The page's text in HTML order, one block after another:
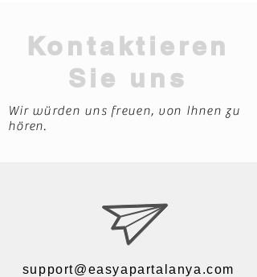
Kontaktieren
Sie uns
Wir würden uns freuen, von Ihnen zu
hören.
support@easyapartalanya.com